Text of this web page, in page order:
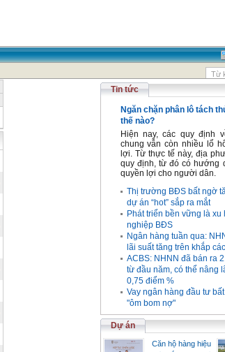
Tin tức
Ngăn chặn phân lô tách
thế nào?
Hiện nay, các quy định
chung vẫn còn nhiều lổ
lợi. Từ thực tế này, địa
quy định, từ đó có hướng
quyền lợi cho người dân.
Thị trường BĐS bất ngờ
dự án “hot” sắp ra mắt
Phát triển bền vững là
nghiệp BĐS
Ngân hàng tuần qua:
lãi suất tăng trên khắp
ACBS: NHNN đã bán ra
từ đầu năm, có thể nâng
0,75 điểm %
Vay ngân hàng đầu tư
"ôm bom nợ"
Dự án
Căn hộ hàng hiệu